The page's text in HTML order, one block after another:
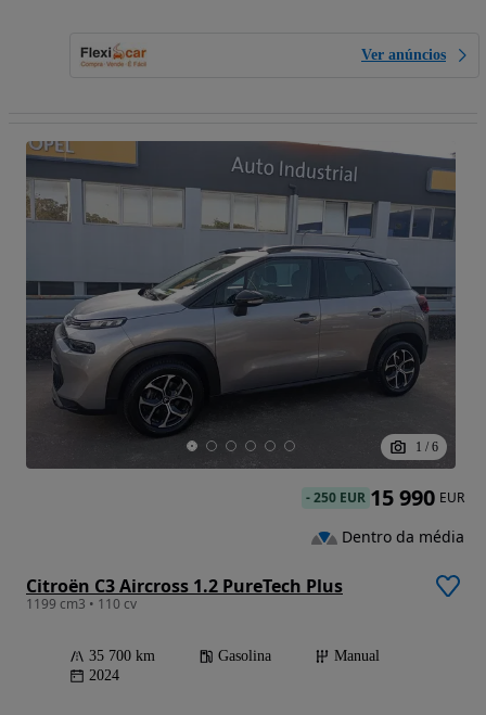
Ver anúncios
1 / 6
Citroën C3 Aircross 1.2 PureTech Plus
1199 cm3 • 110 cv
35 700 km Gasolina
Manual
2024
-250 EUR 15 990 EUR
Dentro da média